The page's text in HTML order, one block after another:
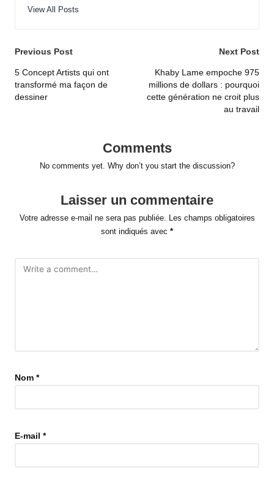
View All Posts
Post
navigation
Previous Post
5 Concept Artists qui ont
transformé ma façon de
dessiner
Next Post
Khaby Lame empoche 975
millions de dollars : pourquoi
cette génération ne croit plus
au travail
Comments
No comments yet. Why don’t you start the discussion?
Laisser un commentaire
Votre adresse e-mail ne sera pas publiée. Les champs obligatoires
sont indiqués avec *
Nom *
E-mail *